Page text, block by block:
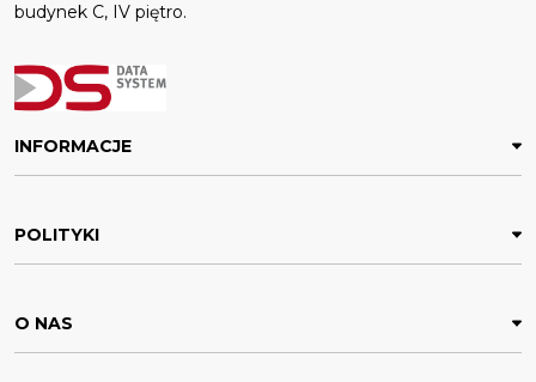
budynek C, IV piętro.
INFORMACJE
POLITYKI
O NAS